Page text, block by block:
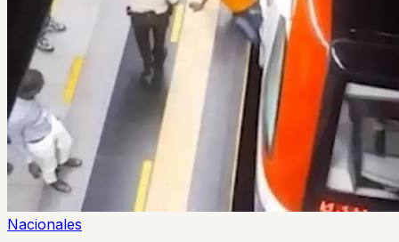
Nacionales